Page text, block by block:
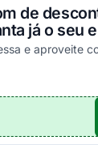
de
já o seu